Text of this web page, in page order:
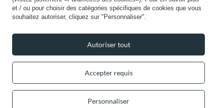
et / ou pour choisir des catégories spécifiques de cookies que vous
souhaitez autoriser, cliquez sur "Personnaliser".
Accepter requis
Personnaliser
Autoriser tout